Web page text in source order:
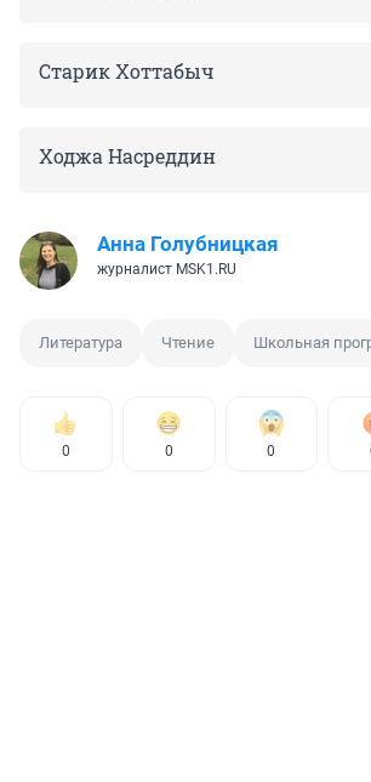
Старик Хоттабыч
Ходжа Насреддин
Анна Голубницкая
журналист MSK1.RU
Литература Чтение Школьная
0 0 0